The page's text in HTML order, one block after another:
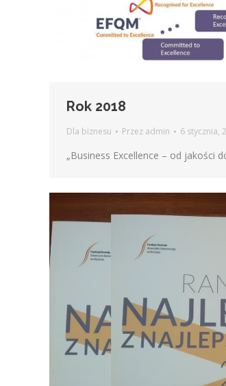
Rok 2018
Dla biznesu Przez admin 6 stycznia,
„Business Excellence – od jakości